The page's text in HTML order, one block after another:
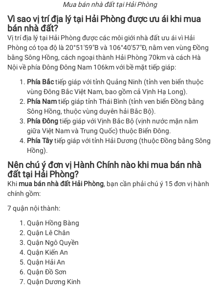
Mua bán nhà đất tại Hải Phòng
Vì sao vị trí địa lý tại Hải Phòng được ưu ái khi mua
bán nhà đất?
Vị trí địa lý tại Hải Phòng được các môi giới nhà đất ưu ái vì Hải
Phòng có tọa độ là 20°51′59″B và 106°40′57″Đ, nằm ven vùng Đồng
bằng Sông Hồng, cách ngoại thành Hải Phòng 70km và cách Hà
Nội về phía Đông Đông Nam 106km với bề mặt tiếp giáp:
Phía Bắctiếp giáp với tỉnh Quảng Ninh (tỉnh ven biển thuộc
vùng Đông Bắc Việt Nam, bao gồm cả Vịnh Hạ Long).
Phía Namtiếp giáp tỉnh Thái Bình (tỉnh ven biển Đồng bằng
Sông Hồng, thuộc vùng duyên hải Bắc Bộ).
Phía Đôngtiếp giáp với Vịnh Bắc Bộ (vịnh nước mặn nằm
giữa Việt Nam và Trung Quốc) thuộc Biển Đông.
Phía Tâytiếp giáp với tỉnh Hải Dương (thuộc Đồng bằng Sông
Hồng).
Nên chú ý đơn vị Hành Chính nào khi mua bán nhà
đất tại Hải Phòng?
Khi mua bán nhà đất Hải Phòng, bạn cần phải chú ý 15 đơn vị hành
chính gồm:
7 quận nội thành:
Quận Hồng Bàng
Quận Lê Chân
Quận Ngô Quyền
Quận Kiến An
Quận Hải An
Quận Đồ Sơn
Quận Dương Kinh